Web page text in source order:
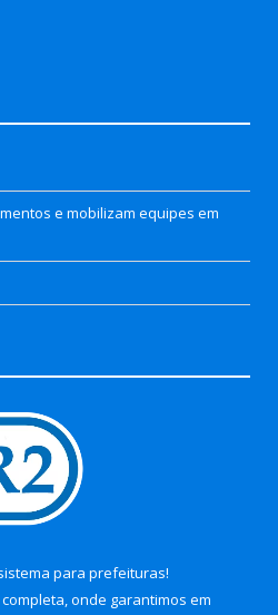
e mobilizam equipes em
para prefeituras!
completa, onde garantimos em